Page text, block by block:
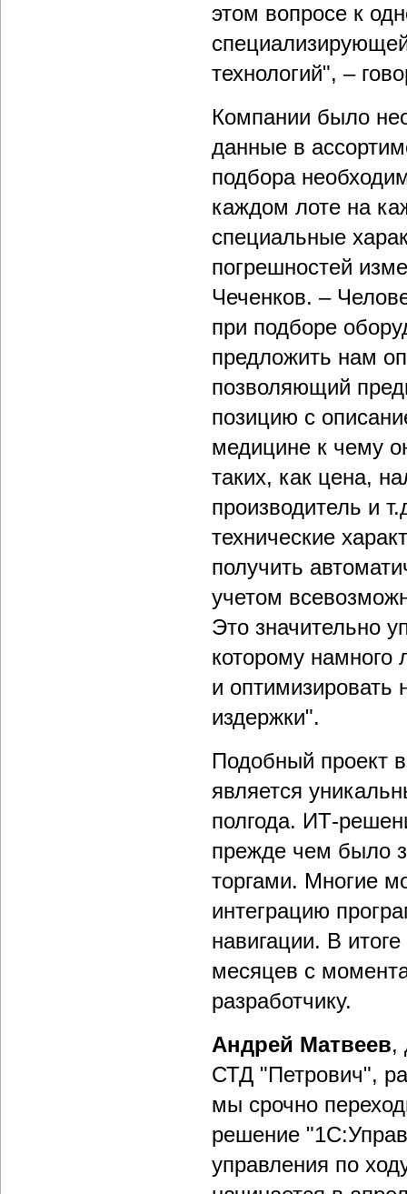
этом вопросе к
технологий", –
Компании было
данные в
подбора
каждом лоте на
специальные
погрешностей
Чеченков. –
при подборе
предложить нам
позволяющий
позицию с
медицине к чему
таких, как цена,
производитель и
технические
получить
учетом
Это значительно
которому намного
и оптимизировать
издержки".
Подобный проект
является
полгода. ИТ-
прежде чем было
торгами. Многие
интеграцию
навигации. В
месяцев с
разработчику.
Андрей Матвеев,
СТД "Петрович",
мы срочно
решение
управления по